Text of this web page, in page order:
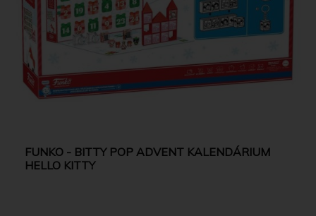
FUNKO - BITTY POP ADVENT KALENDÁRIUM
HELLO KITTY